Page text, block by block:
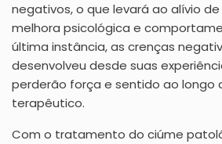
negativos, o que levará ao alívio
melhora psicológica e
última instância, as crenças
desenvolveu desde suas
perderão força e sentido ao longo
terapêutico.
Com o tratamento do ciúme